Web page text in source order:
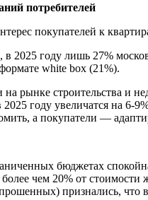
потребителей
покупателей к
году лишь 27%
white box (21%).
рынке строительства и
2025 году увеличатся на
а покупатели —
бюджетах
более чем 20% от
признались, что